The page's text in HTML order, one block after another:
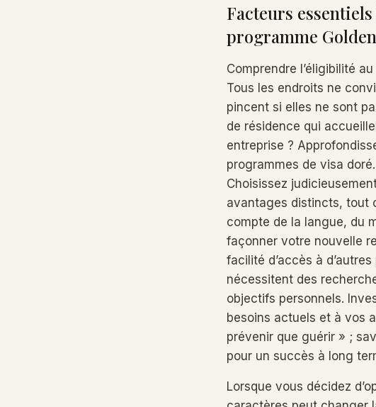
Facteurs
programme
Comprendre l’éligibilité
Tous les endroits ne
pincent si elles ne sont
de résidence qui
entreprise ?
programmes de visa
Choisissez
avantages distincts, tout
compte de la langue, du
façonner votre nouvelle
facilité d’accès à
nécessitent des
objectifs personnels.
besoins actuels et à vos
prévenir que guérir » ;
pour un succès à long
Lorsque vous décidez